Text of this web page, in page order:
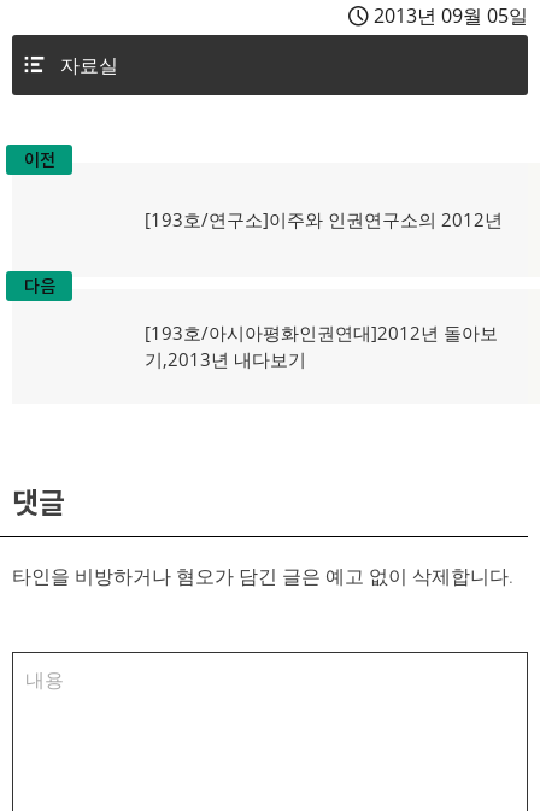
2013년 09월 05일
자료실
글
색
이전
이
[193호/연구소]이주와 인권연구소의 2012년
다음
다
음
[193호/아시아평화인권연대]2012년 돌아보
기,2013년 내다보기
댓글
타인을 비방하거나 혐오가 담긴 글은 예고 없이 삭제합니다.